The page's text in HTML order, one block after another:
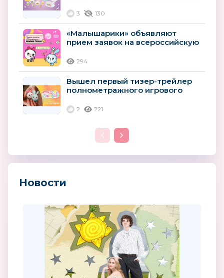
«Малышарики»...
3 130
«Малышарики» объявляют
прием заявок на всероссийскую
294
Вышел первый тизер-трейлер
полнометражного игрового
рождения»
2 221
Новости